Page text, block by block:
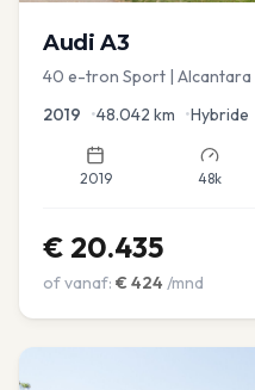
Audi A3
40 e-tron Sport | Alcantara
2019 •48.042 km •Hybride
2019 48k
€ 20.435
of vanaf: € 424 /mnd